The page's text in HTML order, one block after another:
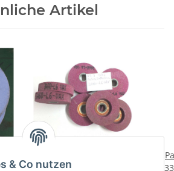
Artikel
90/47 x 20/9 x 20 mm
& Co nutzen